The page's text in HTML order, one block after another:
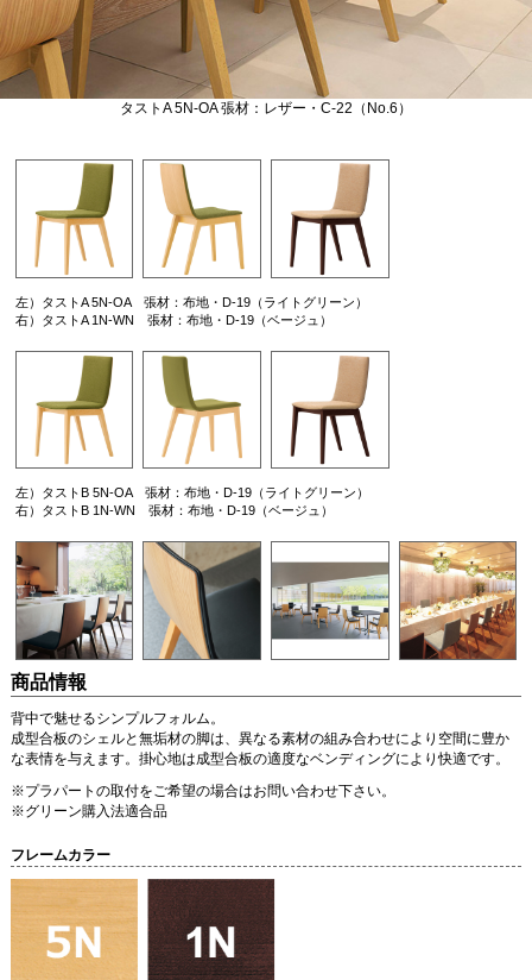
タストA 5N-OA 張材：レザー・C-22（No.6）
左）タストA 5N-OA 張材：布地・D-19（ライトグリーン）
右）タストA 1N-WN 張材：布地・D-19（ベージュ）
左）タストB 5N-OA 張材：布地・D-19（ライトグリーン）
右）タストB 1N-WN 張材：布地・D-19（ベージュ）
商品情報
背中で魅せるシンプルフォルム。
成型合板のシェルと無垢材の脚は、異なる素材の組み合わせにより空間に豊か
な表情を与えます。掛心地は成型合板の適度なベンディングにより快適です。
※プラパートの取付をご希望の場合はお問い合わせ下さい。
※グリーン購入法適合品
フレームカラー